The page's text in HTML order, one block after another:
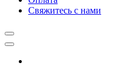
Свяжитесь с нами